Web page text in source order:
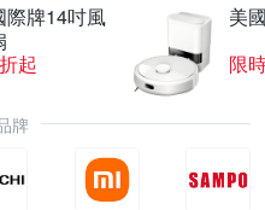
際牌14吋風
起
美
限
牌